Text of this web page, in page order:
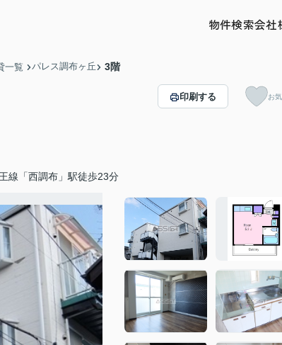
物件検索会社
一覧 パレス調布ヶ丘 3階
線「西調布」駅徒歩23分
印刷する お